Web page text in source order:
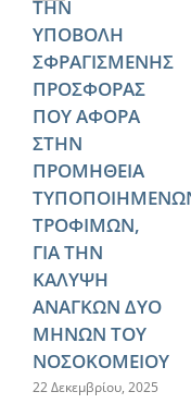
ΤΗΝ
ΥΠΟΒΟΛΗ
ΣΦΡΑΓΙΣΜΕΝΗΣ
ΠΡΟΣΦΟΡΑΣ
ΠΟΥ ΑΦΟΡΑ
ΣΤΗΝ
ΠΡΟΜΗΘΕΙΑ
ΤΡΟΦΙΜΩΝ,
ΓΙΑ ΤΗΝ
ΚΑΛΥΨΗ
ΑΝΑΓΚΩΝ ΔΥΟ
ΜΗΝΩΝ ΤΟΥ
ΝΟΣΟΚΟΜΕΙΟΥ
22 Δεκεμβρίου, 2025